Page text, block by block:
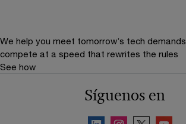
We help you meet tomorrow’s tech demands
compete at a speed that rewrites the rules
See how
Síguenos en